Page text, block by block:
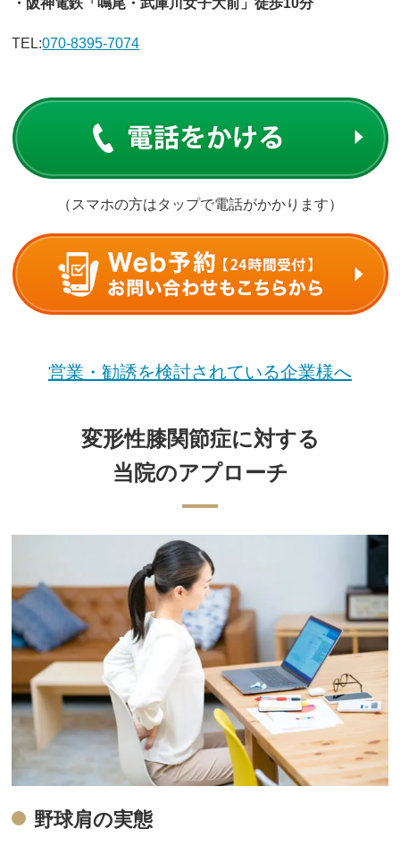
TEL:070-8395-7074
（スマホの方はタップで電話がかかります）
営業・勧誘を検討されている企業様へ
変形性膝関節症に対する
当院のアプローチ
野球肩の実態